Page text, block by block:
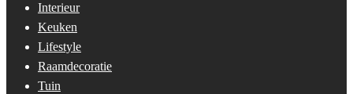
Interieur
Keuken
Lifestyle
Raamdecoratie
Tuin